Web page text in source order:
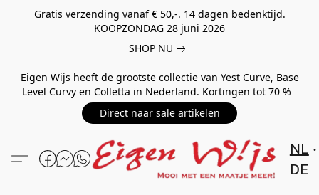
Gratis verzending vanaf € 50,-. 14 dagen bedenktijd.
KOOPZONDAG 28 juni 2026
SHOP NU
Eigen Wijs heeft de grootste collectie van Yest Curve, Base
Level Curvy en Colletta in Nederland. Kortingen tot 70 %
Direct naar sale artikelen
NL
DE